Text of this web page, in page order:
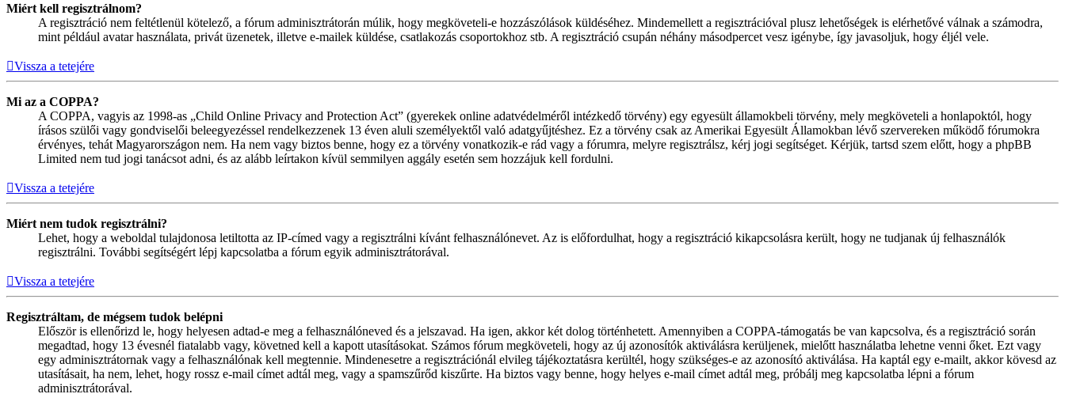
Miért kell regisztrálnom?
A regisztráció nem feltétlenül kötelező, a fórum adminisztrátorán múlik, hogy megköveteli-e hozzászólások küldéséhez. Mindemellett a regisztrációval plusz lehetőségek is elérhetővé válnak a számodra,
mint például avatar használata, privát üzenetek, illetve e-mailek küldése, csatlakozás csoportokhoz stb. A regisztráció csupán néhány másodpercet vesz igénybe, így javasoljuk, hogy éljél vele.
Vissza a tetejére
Mi az a COPPA?
A COPPA, vagyis az 1998-as „Child Online Privacy and Protection Act” (gyerekek online adatvédelméről intézkedő törvény) egy egyesült államokbeli törvény, mely megköveteli a honlapoktól, hogy
írásos szülői vagy gondviselői beleegyezéssel rendelkezzenek 13 éven aluli személyektől való adatgyűjtéshez. Ez a törvény csak az Amerikai Egyesült Államokban lévő szervereken működő fórumokra
érvényes, tehát Magyarországon nem. Ha nem vagy biztos benne, hogy ez a törvény vonatkozik-e rád vagy a fórumra, melyre regisztrálsz, kérj jogi segítséget. Kérjük, tartsd szem előtt, hogy a phpBB
Limited nem tud jogi tanácsot adni, és az alább leírtakon kívül semmilyen aggály esetén sem hozzájuk kell fordulni.
Vissza a tetejére
Miért nem tudok regisztrálni?
Lehet, hogy a weboldal tulajdonosa letiltotta az IP-címed vagy a regisztrálni kívánt felhasználónevet. Az is előfordulhat, hogy a regisztráció kikapcsolásra került, hogy ne tudjanak új felhasználók
regisztrálni. További segítségért lépj kapcsolatba a fórum egyik adminisztrátorával.
Vissza a tetejére
Regisztráltam, de mégsem tudok belépni
Először is ellenőrizd le, hogy helyesen adtad-e meg a felhasználóneved és a jelszavad. Ha igen, akkor két dolog történhetett. Amennyiben a COPPA-támogatás be van kapcsolva, és a regisztráció során
megadtad, hogy 13 évesnél fiatalabb vagy, követned kell a kapott utasításokat. Számos fórum megköveteli, hogy az új azonosítók aktiválásra kerüljenek, mielőtt használatba lehetne venni őket. Ezt vagy
egy adminisztrátornak vagy a felhasználónak kell megtennie. Mindenesetre a regisztrációnál elvileg tájékoztatásra kerültél, hogy szükséges-e az azonosító aktiválása. Ha kaptál egy e-mailt, akkor kövesd az
utasításait, ha nem, lehet, hogy rossz e-mail címet adtál meg, vagy a spamszűrőd kiszűrte. Ha biztos vagy benne, hogy helyes e-mail címet adtál meg, próbálj meg kapcsolatba lépni a fórum
adminisztrátorával.